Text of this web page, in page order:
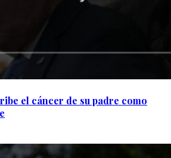
el cáncer de su padre como